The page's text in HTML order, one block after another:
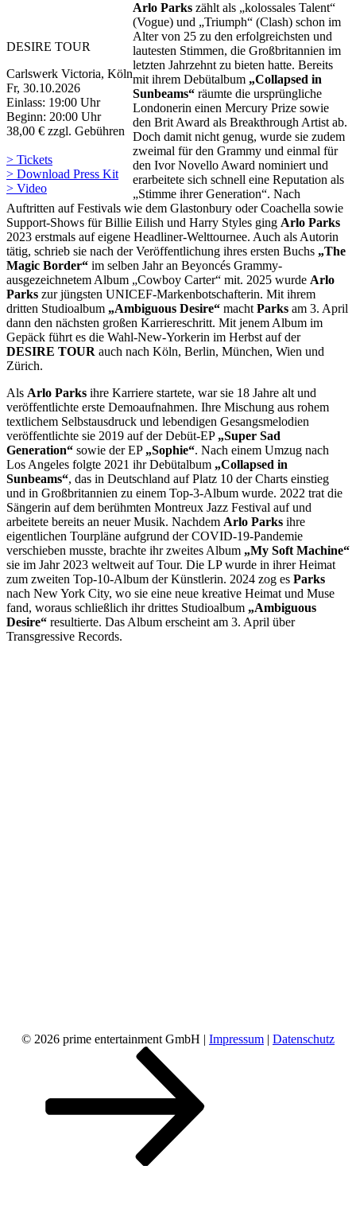
DESIRE TOUR
Carlswerk Victoria, Köln
Fr, 30.10.2026
Einlass: 19:00 Uhr
Beginn: 20:00 Uhr
38,00 € zzgl. Gebühren
> Tickets
> Download Press Kit
> Video
Arlo Parks zählt als „kolossales Talent“
(Vogue) und „Triumph“ (Clash) schon im
Alter von 25 zu den erfolgreichsten und
lautesten Stimmen, die Großbritannien im
letzten Jahrzehnt zu bieten hatte. Bereits
mit ihrem Debütalbum „Collapsed in
Sunbeams“ räumte die ursprüngliche
Londonerin einen Mercury Prize sowie
den Brit Award als Breakthrough Artist ab.
Doch damit nicht genug, wurde sie zudem
zweimal für den Grammy und einmal für
den Ivor Novello Award nominiert und
erarbeitete sich schnell eine Reputation als
„Stimme ihrer Generation“. Nach
Auftritten auf Festivals wie dem Glastonbury oder Coachella sowie
Support-Shows für Billie Eilish und Harry Styles ging Arlo Parks
2023 erstmals auf eigene Headliner-Welttournee. Auch als Autorin
tätig, schrieb sie nach der Veröffentlichung ihres ersten Buchs „The
Magic Border“ im selben Jahr an Beyoncés Grammy-
ausgezeichnetem Album „Cowboy Carter“ mit. 2025 wurde Arlo
Parks zur jüngsten UNICEF-Markenbotschafterin. Mit ihrem
dritten Studioalbum „Ambiguous Desire“ macht Parks am 3. April
dann den nächsten großen Karriereschritt. Mit jenem Album im
Gepäck führt es die Wahl-New-Yorkerin im Herbst auf der
DESIRE TOUR auch nach Köln, Berlin, München, Wien und
Zürich.
Als Arlo Parks ihre Karriere startete, war sie 18 Jahre alt und
veröffentlichte erste Demoaufnahmen. Ihre Mischung aus rohem
textlichem Selbstausdruck und lebendigen Gesangsmelodien
veröffentlichte sie 2019 auf der Debüt-EP „Super Sad
Generation“ sowie der EP „Sophie“. Nach einem Umzug nach
Los Angeles folgte 2021 ihr Debütalbum „Collapsed in
Sunbeams“, das in Deutschland auf Platz 10 der Charts einstieg
und in Großbritannien zu einem Top-3-Album wurde. 2022 trat die
Sängerin auf dem berühmten Montreux Jazz Festival auf und
arbeitete bereits an neuer Musik. Nachdem Arlo Parks ihre
eigentlichen Tourpläne aufgrund der COVID-19-Pandemie
verschieben musste, brachte ihr zweites Album „My Soft Machine“
sie im Jahr 2023 weltweit auf Tour. Die LP wurde in ihrer Heimat
zum zweiten Top-10-Album der Künstlerin. 2024 zog es Parks
nach New York City, wo sie eine neue kreative Heimat und Muse
fand, woraus schließlich ihr drittes Studioalbum „Ambiguous
Desire“ resultierte. Das Album erscheint am 3. April über
Transgressive Records.
© 2026 prime entertainment GmbH | Impressum | Datenschutz